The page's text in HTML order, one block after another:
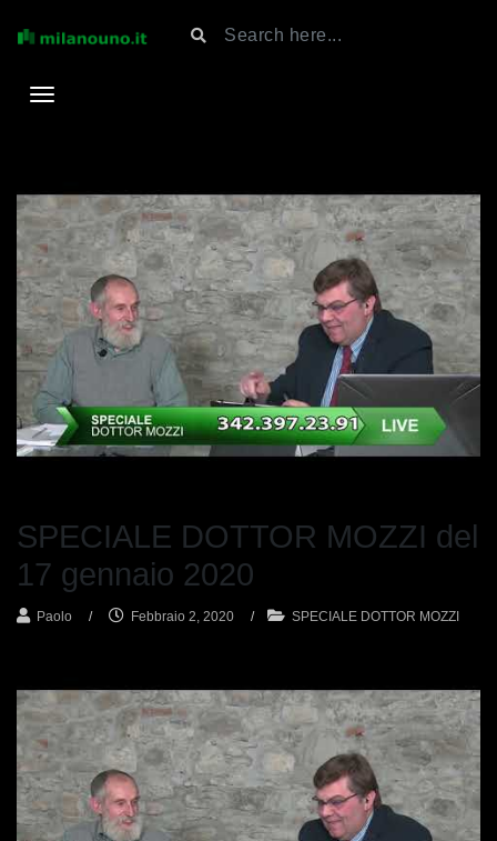
SPECIALE DOTTOR MOZZI del
17 gennaio 2020
Paolo / Febbraio 2, 2020 / SPECIALE DOTTOR MOZZI